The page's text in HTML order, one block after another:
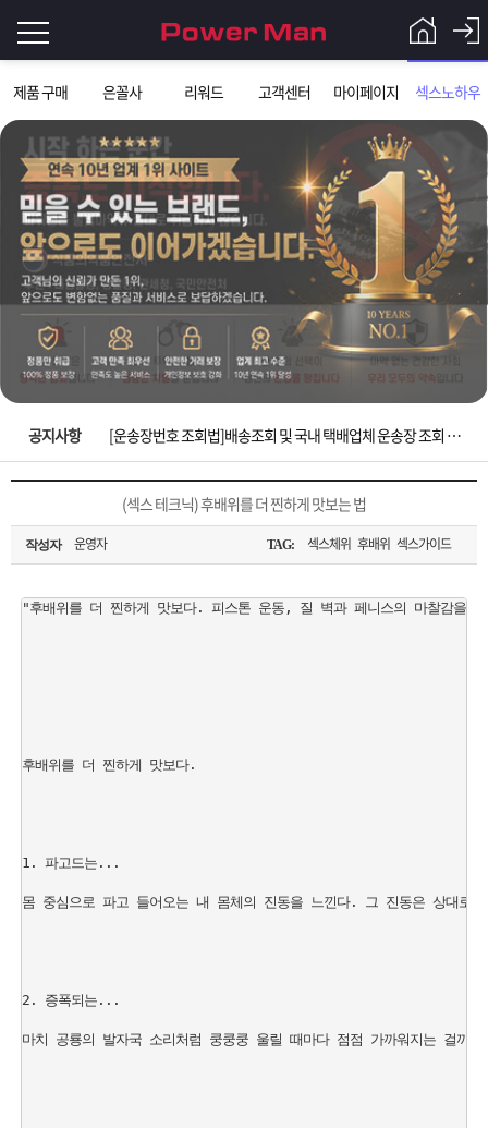
제품 구매 은꼴사 리워드 고객센터 마이페이지 섹스노하우
그
인
이
필
요
니
로
Q&A
파
워
맨
은?
제
품
구
매
은
꼴
사
섹
스
노
고
객
마
공지사항
입금확인이 안되는 상황을 대비해 꼭 입금후 고객센터 연락바랍니다.
[2026구정 연휴]설 연휴 배송 및 휴무 안내
[운송장번호 조회법]배송조회 및 국내 택배업체 운송장 조회 하는법
[ios앱 오픈]아이폰 고객 앱설치 가능합니다.
[무인택배함 이용 안내] 집 밖에 주소로 택배 받기
입금확인이 안되는 상황을 대비해 꼭 입금후 고객센터 연락바랍니다.
(섹스 테크닉) 후배위를 더 찐하게 맛보는 법
작성자 운영자 TAG: 섹스체위 후배위 섹스가이드
"후배위를 더 찐하게 맛보다. 피스톤 운동, 질 벽과 페니스의 마찰감을
후배위를 더 찐하게 맛보다.
1. 파고드는...
몸 중심으로 파고 들어오는 내 몸체의 진동을 느낀다. 그 진동은 상대
2. 증폭되는...
마치 공룡의 발자국 소리처럼 쿵쿵쿵 울릴 때마다 점점 가까워지는 걸까